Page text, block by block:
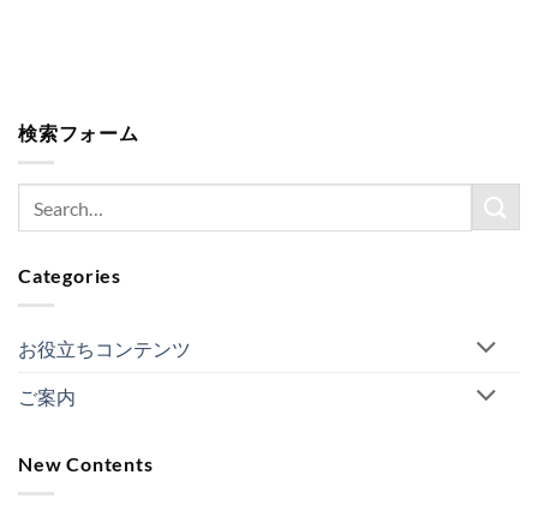
検索フォーム
Categories
お役立ちコンテンツ
ご案内
New Contents